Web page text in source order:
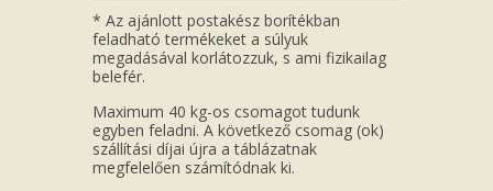
* Az ajánlott postakész borítékban
feladható termékeket a súlyuk
megadásával korlátozzuk, s ami fizikailag
belefér.
Maximum 40 kg-os csomagot tudunk
egyben feladni. A következő csomag (ok)
szállítási díjai újra a táblázatnak
megfelelően számítódnak ki.